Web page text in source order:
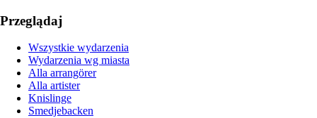
Przeglądaj
Wszystkie wydarzenia
Wydarzenia wg miasta
Alla arrangörer
Alla artister
Knislinge
Smedjebacken